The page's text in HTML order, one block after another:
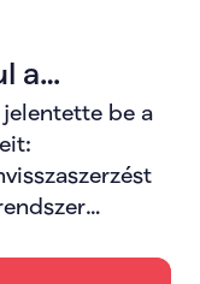
a
be a